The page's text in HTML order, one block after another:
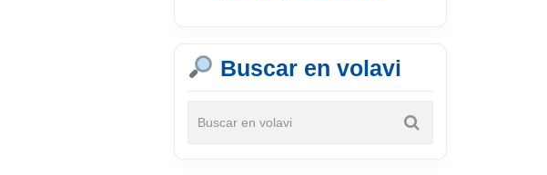
Buscar en volavi